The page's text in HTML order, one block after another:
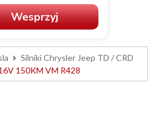
Silniki Chrysler Jeep TD / CRD
150KM VM R428